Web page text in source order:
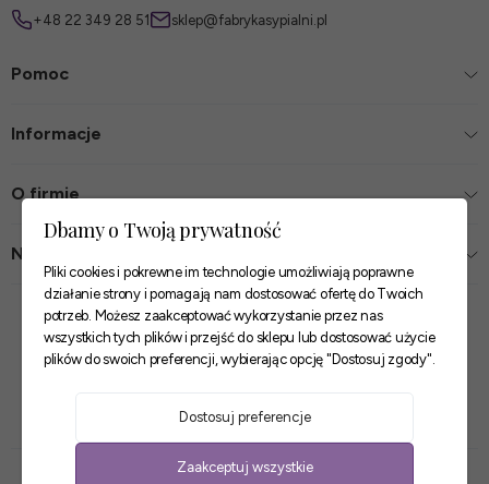
+48 22 349 28 51 sklep@fabrykasypialni.pl
Pomoc
Informacje
O firmie
Nasze sklepy
Zaufane płatności
Dbamy o Twoją prywatność
Pliki cookies i pokrewne im technologie umożliwiają poprawne
działanie strony i pomagają nam dostosować ofertę do Twoich
potrzeb. Możesz zaakceptować wykorzystanie przez nas
wszystkich tych plików i przejść do sklepu lub dostosować użycie
plików do swoich preferencji, wybierając opcję "Dostosuj zgody".
Dostosuj preferencje
Zaakceptuj wszystkie